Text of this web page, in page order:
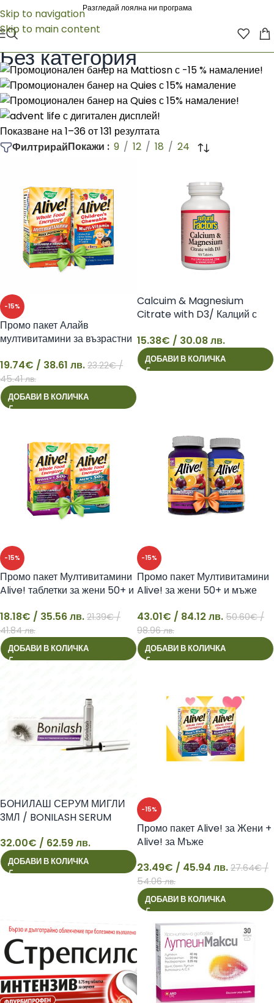
Skip to navigation
Skip to main content
Разгледай лоялна ни програма
Начало/Без категория
Без категория
Показване на 1–36 от 131 резултата
ФилтрирайПокажи 9 12 18 24
-15%
19
Промо пакет Алайв
мултивитамини за възрастни
19.74€ / 38.61 лв. 23.22€/
45.41 лв.
ДОБАВИ В КОЛИЧКА
15
Calcuim & Magnesium
Citrate with D3/ Калций с
D3 + Калий, Цинк и Манган х
90 таблетки Natural Factors
15.38€ / 30.08 лв.
ДОБАВИ В КОЛИЧКА
-15%
18
Промо пакет Мултивитамини
Alive! таблетки за жени 50+ и
18.18€ / 35.56 лв. 21.39€/
41.84 лв.
ДОБАВИ В КОЛИЧКА
-15%
43
Промо пакет Мултивитамини
Alive! за жени 50+ и мъже
43.01€ / 84.12 лв. 50.60€/
98.96 лв.
ДОБАВИ В КОЛИЧКА
32
БОНИЛАШ СЕРУМ МИГЛИ
3МЛ / BONILASH SERUM
32.00€ / 62.59 лв.
ДОБАВИ В КОЛИЧКА
-15%
23
Промо пакет Alive! за Жени +
Alive! за Мъже
23.49€ / 45.94 лв. 27.64€/
54.06 лв.
ДОБАВИ В КОЛИЧКА